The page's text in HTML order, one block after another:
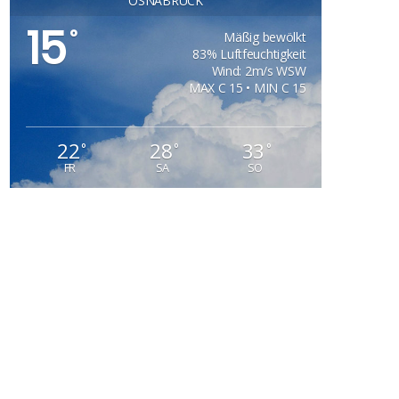
15°
Mäßig bewölkt
83% Luftfeuchtigkeit
Wind: 2m/s WSW
MAX C 15 • MIN C 15
22°
FR
28°
SA
33 °
SO